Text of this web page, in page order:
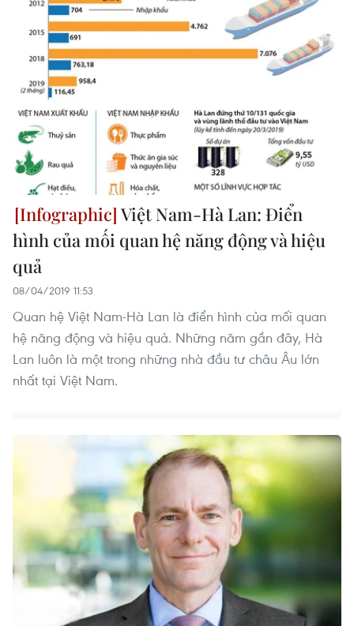
Việt Nam-Hà Lan: Điển
hình của mối quan hệ năng động và hiệu
quả
08/04/2019 11:53
Quan hệ Việt Nam-Hà Lan là điển hình của mối quan
hệ năng động và hiệu quả. Những năm gần đây, Hà
Lan luôn là một trong những nhà đầu tư châu Âu lớn
nhất tại Việt Nam.